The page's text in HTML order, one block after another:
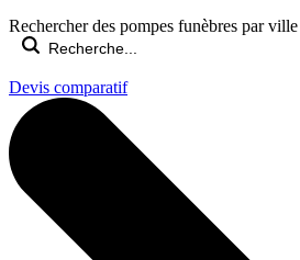
Rechercher des pompes funèbres par
Devis comparatif